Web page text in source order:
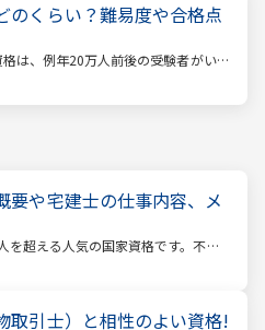
のくらい？難易度や合格点
は、例年20万人前後の受験者がいる
～18%程度であり、過去10年の平均
要や宅建士の仕事内容、メ
を超える人気の国家資格です。不動
学生、主婦まで、さまざまな方が
取引士）と相性のよい資格!